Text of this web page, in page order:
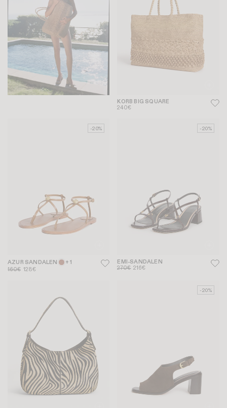
KORB BIG SQUARE
240€
-20%
AZUR SANDALEN + 1
160€ 128€
-20%
EMI-SANDALEN
270€ 216€
-20%